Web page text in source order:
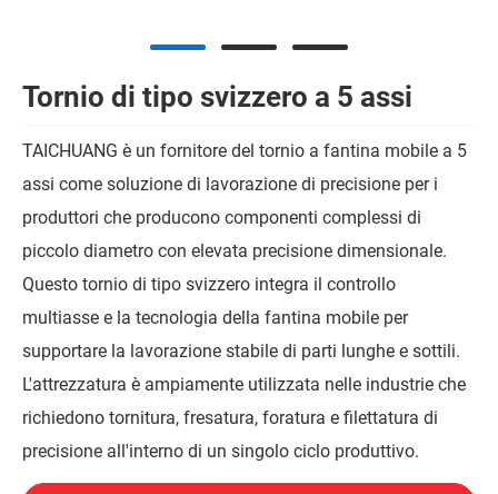
Tornio di tipo svizzero a 5 assi
TAICHUANG è un fornitore del tornio a fantina mobile a 5
assi come soluzione di lavorazione di precisione per i
produttori che producono componenti complessi di
piccolo diametro con elevata precisione dimensionale.
Questo tornio di tipo svizzero integra il controllo
multiasse e la tecnologia della fantina mobile per
supportare la lavorazione stabile di parti lunghe e sottili.
L'attrezzatura è ampiamente utilizzata nelle industrie che
richiedono tornitura, fresatura, foratura e filettatura di
precisione all'interno di un singolo ciclo produttivo.